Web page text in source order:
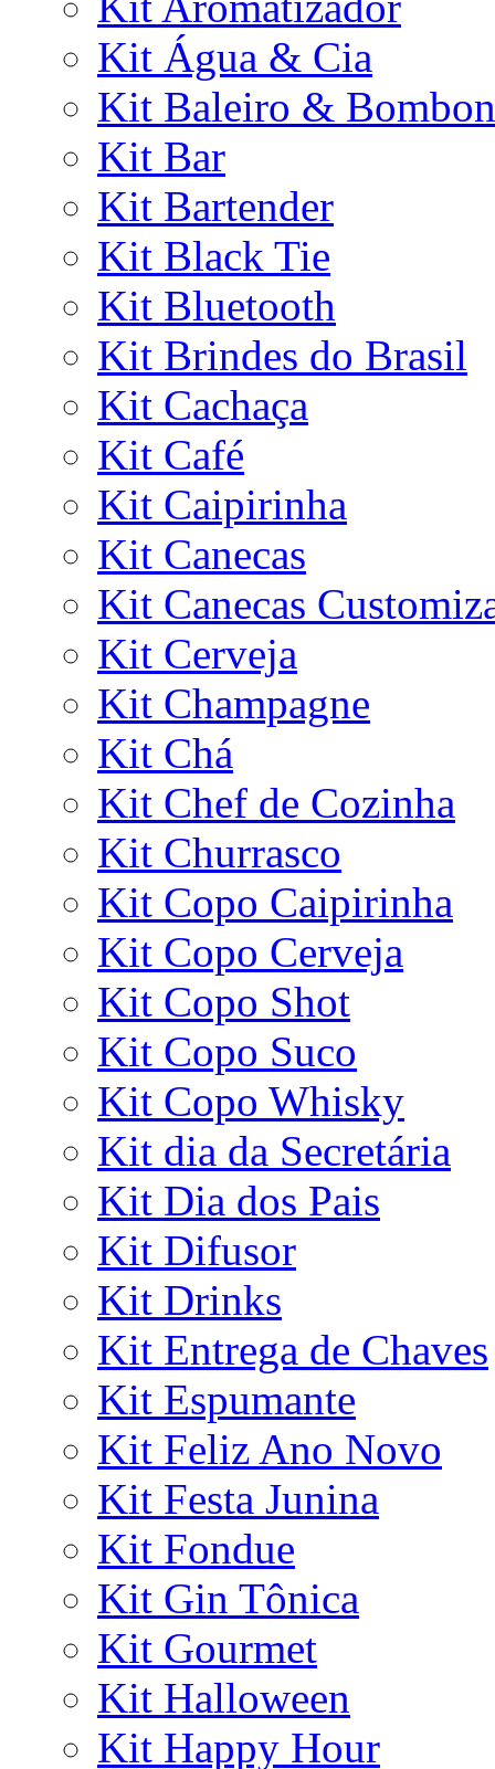
Kit Água & Cia
Kit Baleiro &
Kit Bar
Kit Bartender
Kit Black Tie
Kit Bluetooth
Kit Brindes do Brasil
Kit Cachaça
Kit Café
Kit Caipirinha
Kit Canecas
Kit Canecas
Kit Cerveja
Kit Champagne
Kit Chá
Kit Chef de Cozinha
Kit Churrasco
Kit Copo Caipirinha
Kit Copo Cerveja
Kit Copo Shot
Kit Copo Suco
Kit Copo Whisky
Kit dia da Secretária
Kit Dia dos Pais
Kit Difusor
Kit Drinks
Kit Entrega de Chaves
Kit Espumante
Kit Feliz Ano Novo
Kit Festa Junina
Kit Fondue
Kit Gin Tônica
Kit Gourmet
Kit Halloween
Kit Happy Hour